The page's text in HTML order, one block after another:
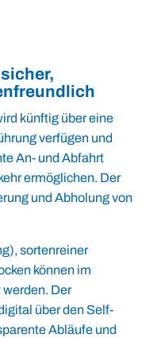
künftig über eine
verfügen und
An- und Abfahrt
ermöglichen. Der
und Abholung von
sortenreiner
können im
Der
über den Self-
Abläufe und